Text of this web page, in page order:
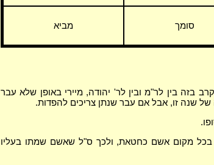
סומך מביא
בזה בין לר"מ ובין לר' יהודה, מיירי באופן שלא עבר
שנה זו, אבל אם עבר שנתן צריכים להפדות.
מקום אשם כחטאת, ולכך ס"ל שאשם שמתו בעליו